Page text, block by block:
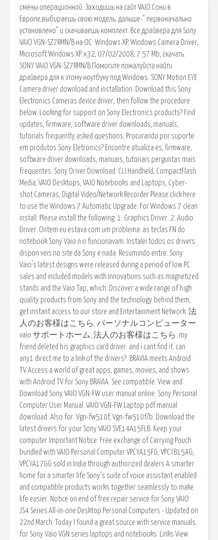
смены операционной. Заходишь на сайт VAIO:Сони в
Европе,выбираешь свою модель, дальше-" первоначально
установлено" и скачиваешь комплект. Все драйвера для Sony
VAIO VGN-SZ7RMN/B на ОС: Windows XP, Windows Camera Driver,
Microsoft Windows XP x32, 07/02/2008, 7.57 Mb, скачать.
SONY VAIO VGN-SZ7RMN/B Помогите пожалуйста найти
драйвера для к этому ноутбуку под Windows. SONY Motion EYE
Camera driver download and installation. Download this Sony
Electronics Cameras device driver, then follow the procedure
below. Looking for support on Sony Electronics products? Find
updates, firmware, software driver downloads, manuals,
tutorials frequently asked questions. Procurando por suporte
em produtos Sony Eletronics? Encontre atualiza es, firmware,
software driver downloads, manuais, tutoriais perguntas mais
frequentes. Sony Driver Download: CLI Handheld, CompactFlash
Media, VAIO Desktops, VAIO Notebooks and Laptops, Cyber-
shot Cameras, Digital Video/Network Recorder Please click here
to use the Windows 7 Automatic Upgrade. For Windows 7 clean
install: Please install the following: 1. Graphics Driver. 2. Audio
Driver. Ontem eu estava com um problema: as teclas FN do
notebook Sony Vaio n o funcionavam. Instalei todos os drivers
dispon veis no site da Sony e nada. Resumindo entre. Sony
Vaio's latest designs were released during a period of low PC
sales and included models with innovations such as magnetized
stands and the Vaio Tap, which. Discover a wide range of high
quality products from Sony and the technology behind them,
get instant access to our store and Entertainment Network. 法
人のお客様はこちら; パーソナルコンピューター
vaio サポートホーム; 法人のお客様はこちら. my
friend deleted his graphics card driver. and i cant find it. can
any1 direct me to a link of the drivers?. BRAVIA meets Android
TV Access a world of great apps, games, movies, and shows
with Android TV for Sony BRAVIA. See compatible. View and
Download Sony VAIO VGN-FW user manual online. Sony Personal
Computer User Manual. VAIO VGN-FW Laptop pdf manual
download. Also for: Vgn-fw510f, Vgn-fw510f/b. Download the
latest drivers for your Sony VAIO SVE14A15FLB. Keep your
computer Important Notice: Free exchange of Carrying Pouch
bundled with VAIO Personal Computer VPCYA15FG, VPCYB15AG,
VPCYA17GG sold in India through authorized dealers A smarter
home for a smarter life Sony’s suite of voice assistant enabled
and compatible products works together seamlessly to make
life easier. Notice on end of free repair service for Sony VAIO
JS4 Series All-in-one Desktop Personal Computers - Updated on
22nd March. Today I found a great source with service manuals
for Sony Vaio VGN series laptops and notebooks. Links View